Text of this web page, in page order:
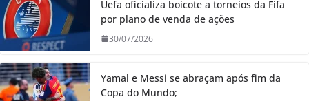
Uefa oficializa boicote a torneios da Fifa
por plano de venda de ações
30/07/2026
Yamal e Messi se abraçam após fim da
Copa do Mundo;